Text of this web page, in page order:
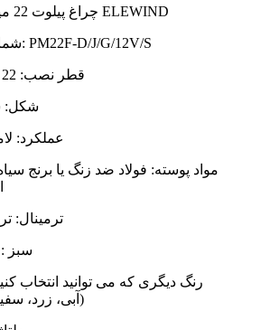
چراغ پیلوت 22 میلی متری ELEWIND
شماره قطعه: PM22F-D/J/G/12V/S
قطر نصب: 22 میلی متر
شکل:
عملکرد:
مواد پوسته: فولاد ضد زنگ یا برنج سیاه
ترمینال:
رنگ LED: سبز
آبی، زرد، سفید، نارنجی)